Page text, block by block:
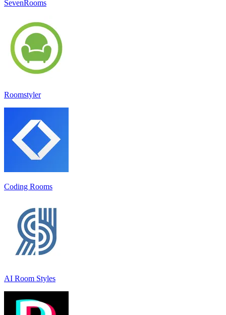
SevenRooms
Roomstyler
Coding Rooms
AI Room Styles